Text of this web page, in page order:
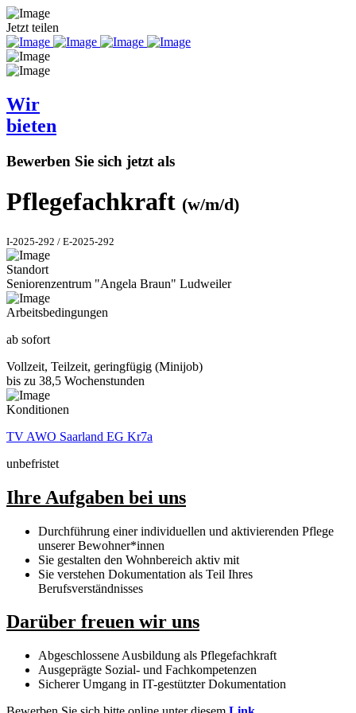
Jetzt teilen
Wir
bieten
Bewerben Sie sich jetzt als
Pflegefachkraft (w/m/d)
I-2025-292 / E-2025-292
Standort
Seniorenzentrum "Angela Braun" Ludweiler
Arbeitsbedingungen
ab sofort
Vollzeit, Teilzeit, geringfügig (Minijob)
bis zu 38,5 Wochenstunden
Konditionen
TV AWO Saarland EG Kr7a
unbefristet
Ihre Aufgaben bei uns
Durchführung einer individuellen und aktivierenden Pflege
unserer Bewohner*innen
Sie gestalten den Wohnbereich aktiv mit
Sie verstehen Dokumentation als Teil Ihres
Berufsverständnisses
Darüber freuen wir uns
Abgeschlossene Ausbildung als Pflegefachkraft
Ausgeprägte Sozial- und Fachkompetenzen
Sicherer Umgang in IT-gestützter Dokumentation